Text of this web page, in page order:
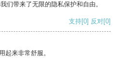
们带来了无限的隐私保护和自由。
支持[0] 反对[0]
起来非常舒服。